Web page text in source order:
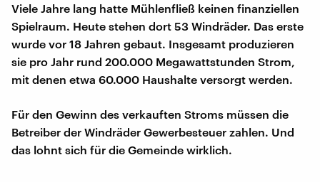
Viele Jahre lang hatte Mühlenfließ keinen finanziellen
Spielraum. Heute stehen dort 53 Windräder. Das erste
wurde vor 18 Jahren gebaut. Insgesamt produzieren
sie pro Jahr rund 200.000 Megawattstunden Strom,
mit denen etwa 60.000 Haushalte versorgt werden.
Für den Gewinn des verkauften Stroms müssen die
Betreiber der Windräder Gewerbesteuer zahlen. Und
das lohnt sich für die Gemeinde wirklich.